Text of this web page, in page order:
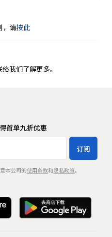
，请按此
我们了解更多。
首单九折优惠
订阅
本公司的使用条款和隐私政策。